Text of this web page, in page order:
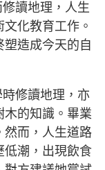
讀地理，人生
化教育工作。
造成今天的自
修讀地理，亦
木的知識。畢業
然而，人生道路
低潮，出現飲食